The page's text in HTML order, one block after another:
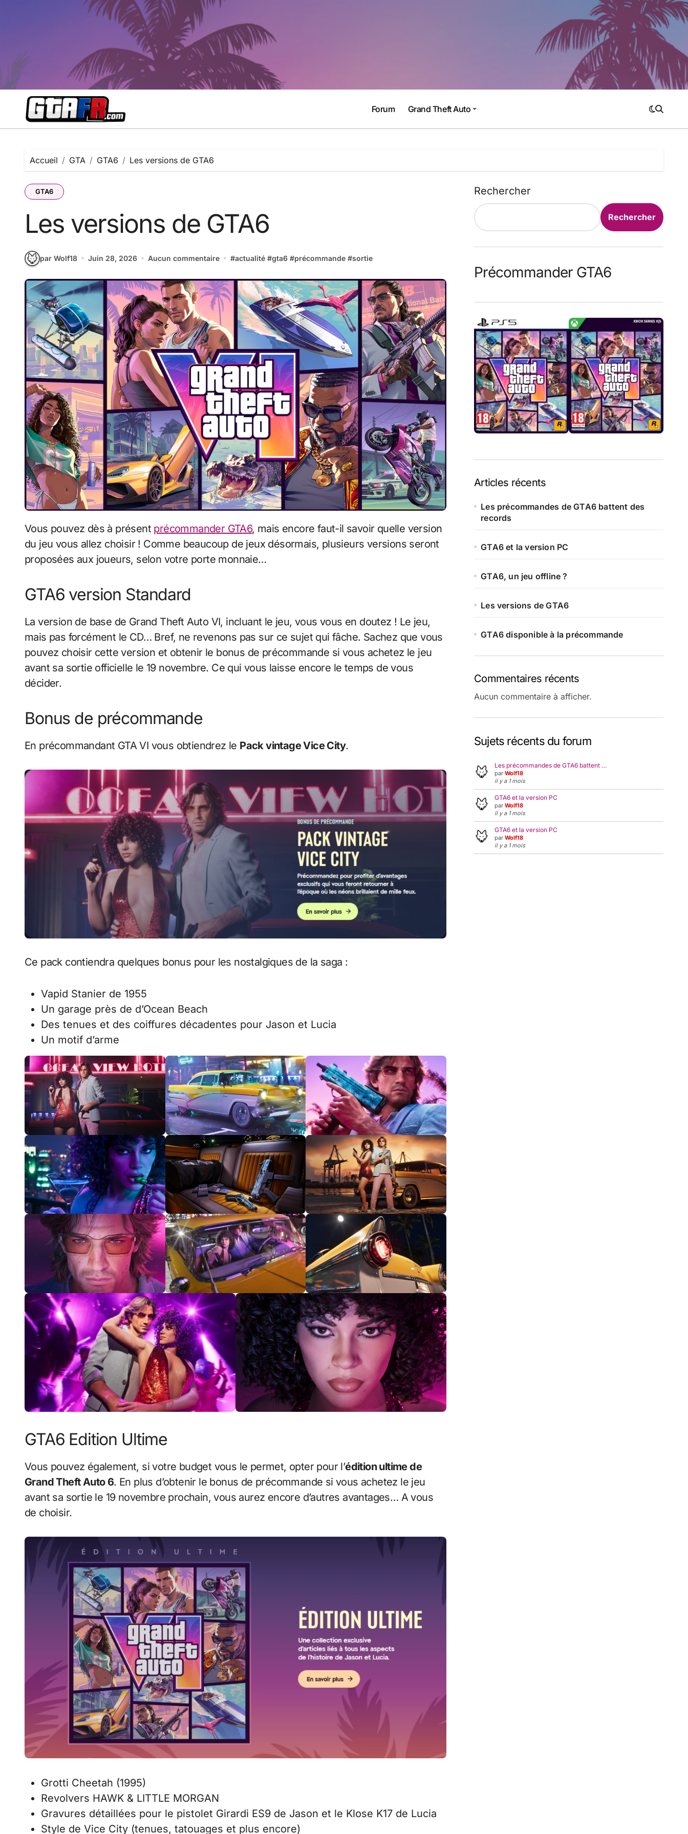
Forum Grand Theft Auto
Accueil GTA GTA6 Les versions de GTA6
GTA6
Les versions de GTA6
par Wolf18 Juin 28, 2026 Aucun commentaire #actualité #gta6 #précommande #sortie
Vous pouvez dès à présent précommander GTA6, mais encore faut-il savoir quelle version
du jeu vous allez choisir ! Comme beaucoup de jeux désormais, plusieurs versions seront
proposées aux joueurs, selon votre porte monnaie…
GTA6 version Standard
La version de base de Grand Theft Auto VI, incluant le jeu, vous vous en doutez ! Le jeu,
mais pas forcément le CD… Bref, ne revenons pas sur ce sujet qui fâche. Sachez que vous
pouvez choisir cette version et obtenir le bonus de précommande si vous achetez le jeu
avant sa sortie officielle le 19 novembre. Ce qui vous laisse encore le temps de vous
décider.
Bonus de précommande
En précommandant GTA VI vous obtiendrez le Pack vintage Vice City.
Ce pack contiendra quelques bonus pour les nostalgiques de la saga :
Vapid Stanier de 1955
Un garage près de d’Ocean Beach
Des tenues et des coiffures décadentes pour Jason et Lucia
Un motif d’arme
GTA6 Edition Ultime
Vous pouvez également, si votre budget vous le permet, opter pour l’édition ultime de
Grand Theft Auto 6. En plus d’obtenir le bonus de précommande si vous achetez le jeu
avant sa sortie le 19 novembre prochain, vous aurez encore d’autres avantages… A vous
de choisir.
Grotti Cheetah (1995)
Revolvers HAWK & LITTLE MORGAN
Gravures détaillées pour le pistolet Girardi ES9 de Jason et le Klose K17 de Lucia
Style de Vice City (tenues, tatouages et plus encore)
Rechercher
Rechercher
Précommander GTA6
Articles récents
Les précommandes de GTA6 battent des
records
GTA6 et la version PC
GTA6, un jeu offline ?
Les versions de GTA6
GTA6 disponible à la précommande
Commentaires récents
Aucun commentaire à afficher.
Sujets récents du forum
Les précommandes de GTA6 battent …
par Wolf18
il y a 1 mois
GTA6 et la version PC
par Wolf18
il y a 1 mois
GTA6 et la version PC
par Wolf18
il y a 1 mois